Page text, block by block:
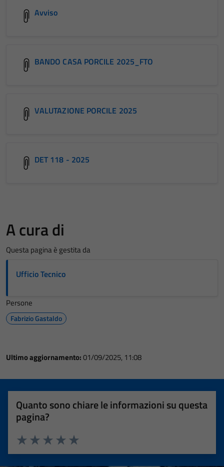
Avviso
BANDO CASA PORCILE 2025_FTO
VALUTAZIONE PORCILE 2025
DET 118 - 2025
A cura di
Questa pagina è gestita da
Ufficio Tecnico
Persone
Fabrizio Gastaldo
Ultimo aggiornamento:01/09/2025, 11:08
Quanto sono chiare le informazioni su questa
pagina?
Valuta 5 stelle su 5
Valuta 4 stelle su 5
Valuta 3 stelle su 5
Valuta 2 stelle su 5
Valuta 1 stelle su 5